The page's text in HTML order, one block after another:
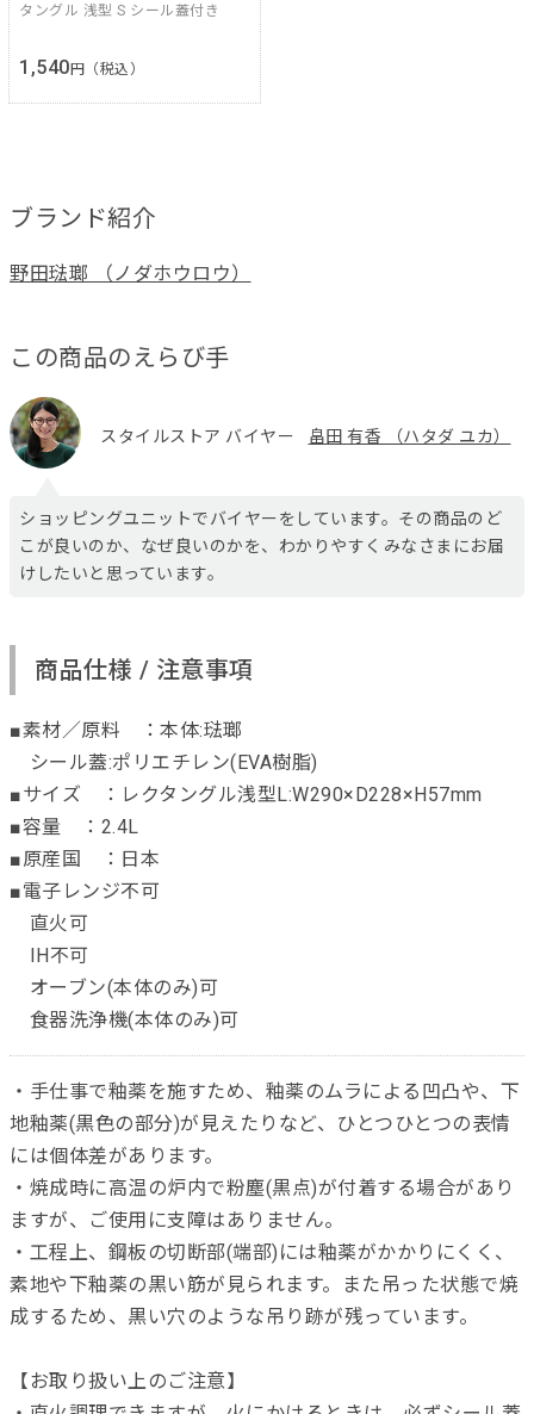
タングル 浅型 S シール蓋付き
1,540 円（税込）
ブランド紹介
野田琺瑯 （ノダホウロウ）
この商品のえらび手
スタイルストア バイヤー 畠田 有香 （ハタダ ユカ）
ショッピングユニットでバイヤーをしています。その商品のど
こが良いのか、なぜ良いのかを、わかりやすくみなさまにお届
けしたいと思っています。
商品仕様 / 注意事項
■素材／原料 ：本体:琺瑯
シール蓋:ポリエチレン(EVA樹脂)
■サイズ ：レクタングル浅型L:W290×D228×H57mm
■容量 ：2.4L
■原産国 ：日本
■電子レンジ不可
直火可
IH不可
オーブン(本体のみ)可
食器洗浄機(本体のみ)可
・手仕事で釉薬を施すため、釉薬のムラによる凹凸や、下
地釉薬(黒色の部分)が見えたりなど、ひとつひとつの表情
には個体差があります。
・焼成時に高温の炉内で粉塵(黒点)が付着する場合があり
ますが、ご使用に支障はありません。
・工程上、鋼板の切断部(端部)には釉薬がかかりにくく、
素地や下釉薬の黒い筋が見られます。また吊った状態で焼
成するため、黒い穴のような吊り跡が残っています。
【お取り扱い上のご注意】